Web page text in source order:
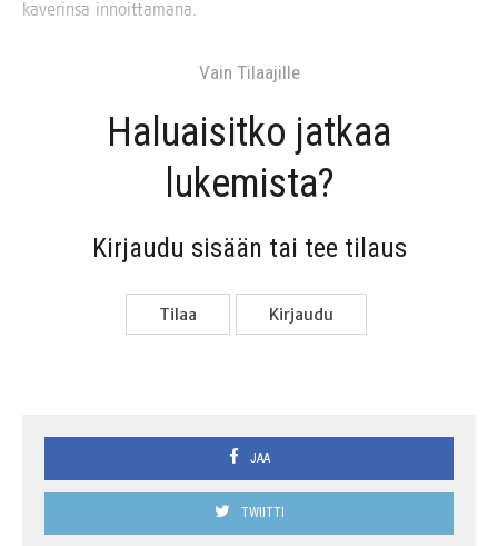
kave­rin­sa innoittamana.
Vain Tilaa­jil­le
Haluai­sit­ko jat­kaa
lukemista?
Kir­jau­du sisään tai tee tilaus
Tilaa Kir­jau­du
JAA
TWIITTI